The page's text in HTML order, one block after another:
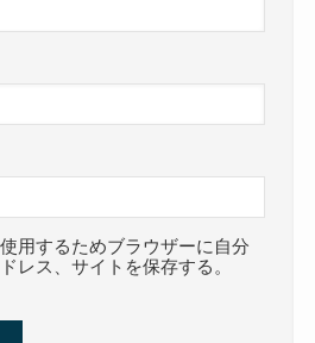
用するためブラウザーに自分
レス、サイトを保存する。